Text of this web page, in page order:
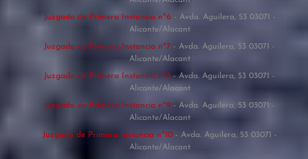
Juzgado de Primera Instancia nº6 - Avda. Aguilera, 53 03071 -
Alicante/Alacant
Juzgado de Primera Instancia nº7 - Avda. Aguilera, 53 03071 -
Alicante/Alacant
Juzgado de Primera Instancia nº8 - Avda. Aguilera, 53 03071 -
Alicante/Alacant
Juzgado de Primera Instancia nº9 - Avda. Aguilera, 53 03071 -
Alicante/Alacant
Juzgado de Primera Instancia nº10 - Avda. Aguilera, 53 03071 -
Alicante/Alacant